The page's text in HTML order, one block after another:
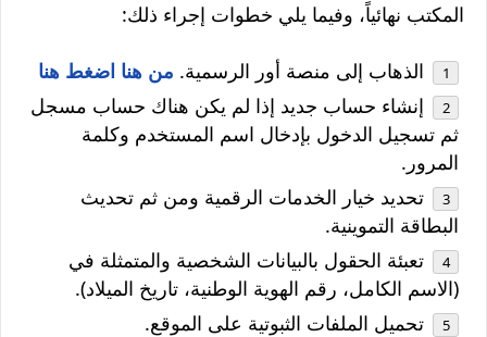
المكتب نهائياً، وفيما يلي خطوات إجراء ذلك:
الذهاب إلى منصة أور الرسمية. من هنا اضغط هنا
إنشاء حساب جديد إذا لم يكن هناك حساب مسجل
ثم تسجيل الدخول بإدخال اسم المستخدم وكلمة
المرور.
تحديد خيار الخدمات الرقمية ومن ثم تحديث
البطاقة التموينية.
تعبئة الحقول بالبيانات الشخصية والمتمثلة في
(الاسم الكامل، رقم الهوية الوطنية، تاريخ الميلاد).
تحميل الملفات الثبوتية على الموقع.